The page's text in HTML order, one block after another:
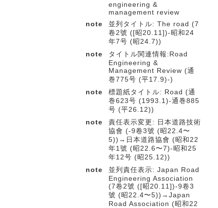
engineering &
management review
note
並列タイトル: The road (7
卷2號 ([昭20.11])-昭和24
年7号 (昭24.7))
note
タイトル関連情報:Road
Engineering &
Management Review (通
巻775号 (平17.9)-)
note
標題紙タイトル: Road (通
巻623号 (1993.1)-通巻885
号 (平26.12))
note
責任表示変更: 日本道路技術
協會 (-9卷3號 (昭22.4〜
5))→日本道路協會 (昭和22
年1號 (昭22.6〜7)-昭和25
年12号 (昭25.12))
note
並列責任表示: Japan Road
Engineering Association
(7卷2號 ([昭20.11])-9卷3
號 (昭22.4〜5))→Japan
Road Association (昭和22